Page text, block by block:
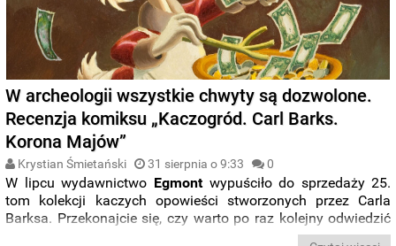
W archeologii wszystkie chwyty są dozwolone.
Recenzja komiksu „Kaczogród. Carl Barks.
Korona Majów”
Krystian Śmietański 31 sierpnia o 9:33 0
W lipcu wydawnictwo Egmontwypuściło do sprzedaży 25.
tom kolekcji kaczych opowieści stworzonych przez Carla
Barksa. Przekonajcie się, czy warto po raz kolejny odwiedzić